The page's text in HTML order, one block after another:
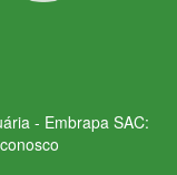
- Embrapa SAC: